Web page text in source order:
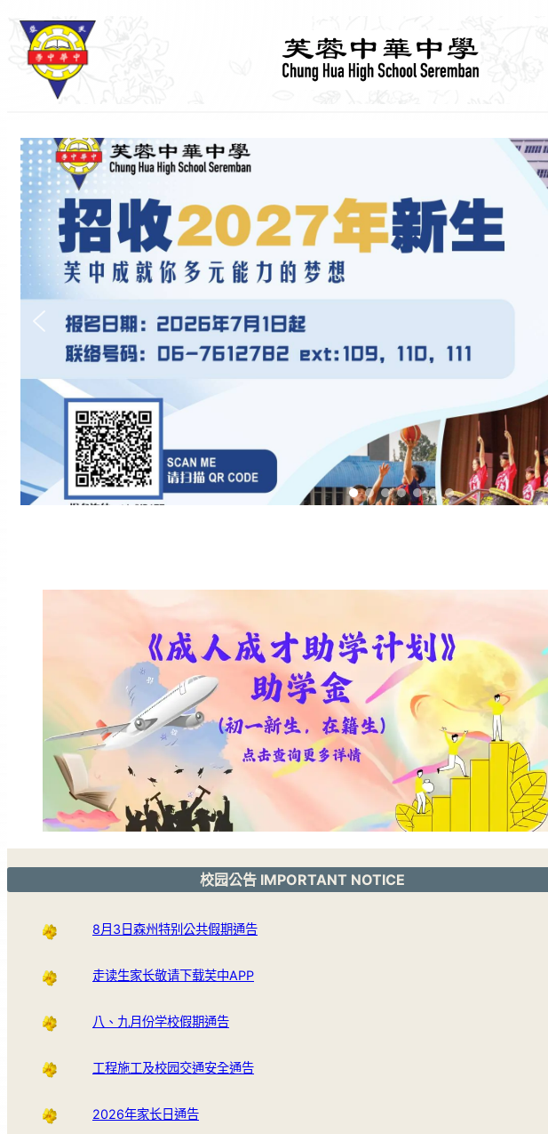
校园公告 IMPORTANT NOTICE
8月3日森州特别公共假期通告
走读生家长敬请下载芙中APP
八、九月份学校假期通告
工程施工及校园交通安全通告
2026年家长日通告